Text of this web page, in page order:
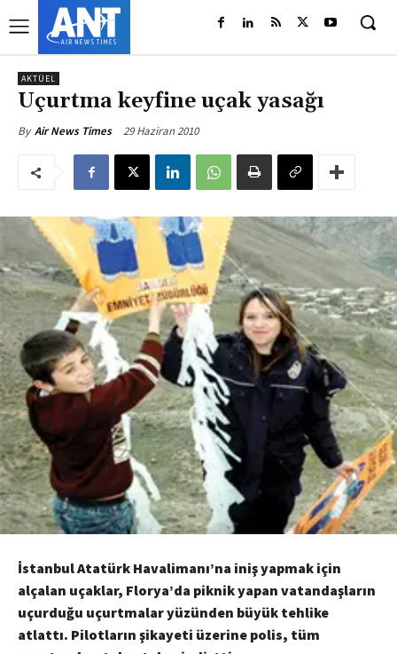
AKTÜEL
Uçurtma keyfine uçak yasağı
By Air News Times 29 Haziran 2010
İstanbul Atatürk Havalimanı’na iniş yapmak için
alçalan uçaklar, Florya’da piknik yapan vatandaşların
uçurduğu uçurtmalar yüzünden büyük tehlike
atlattı. Pilotların şikayeti üzerine polis, tüm